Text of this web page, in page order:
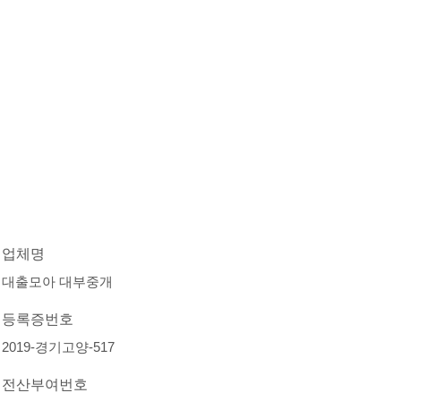
업체명
대출모아 대부중개
등록증번호
2019-경기고양-517
전산부여번호